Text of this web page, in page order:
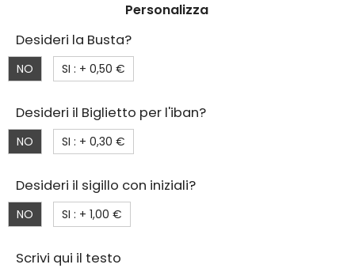
Personalizza
Desideri la Busta?
NO SI : + 0,50 €
Desideri il Biglietto per l'iban?
NO SI : + 0,30 €
Desideri il sigillo con iniziali?
NO SI : + 1,00 €
Scrivi qui il testo